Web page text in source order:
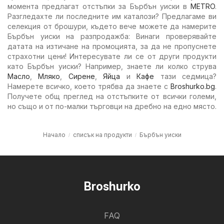
момента предлагат отстъпки за Бърбън уиски в METRO.
Разгледахте ли последните им каталози? Предлагаме ви
селекция от брошури, където вече можете да намерите
Бърбън уиски на разпродажба: Винаги проверявайте
датата на изтичане на промоцията, за да не пропуснете
страхотни цени! Интересувате ли се от други продукти
като Бърбън уиски? Например, знаете ли колко струва
Масло ,Мляко Сирене ,Яйца иКафе тази седмица?
Намерете всичко, което трябва да знаете с Broshurko.bg.
Получете общ преглед на отстъпките от всички големи,
но също и от по-малки търговци на дребно на едно място.
Начало списък на продукти Бърбън уиски
Broshurko
FAQ